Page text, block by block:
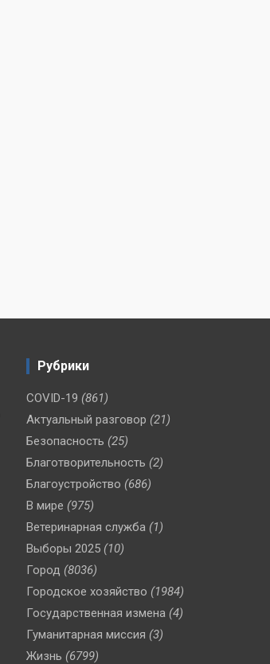
Рубрики
COVID-19 (861)
Актуальный разговор (21)
Безопасность (25)
Благотворительность (2)
Благоустройство (686)
В мире (975)
Ветеринарная служба (1)
Выборы 2025 (10)
Город (8036)
Городское хозяйство (1984)
Государственная измена (4)
Гуманитарная миссия (3)
Жизнь (6799)